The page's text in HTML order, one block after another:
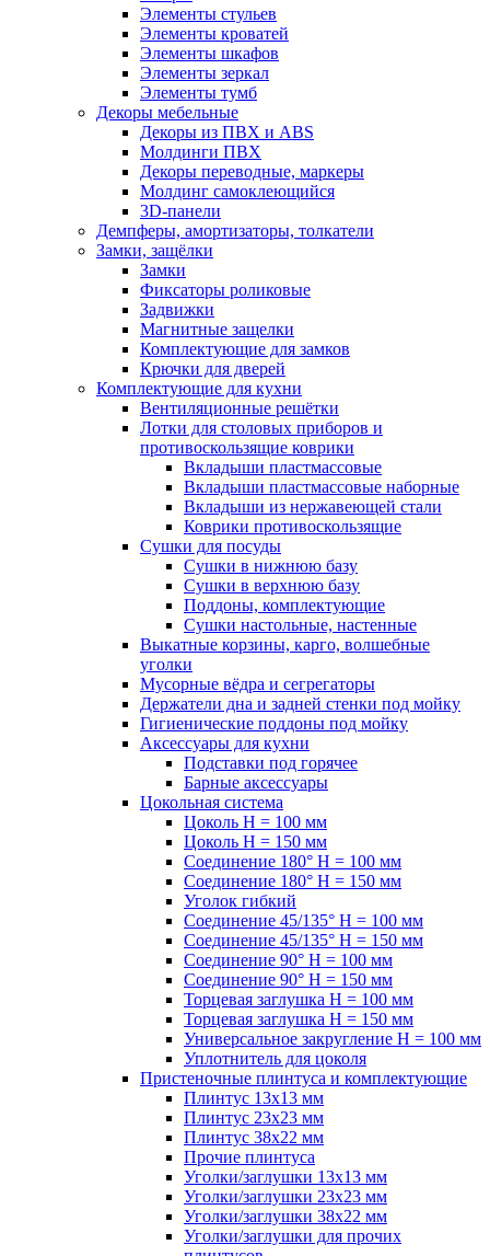
Элементы стульев
Элементы кроватей
Элементы шкафов
Элементы зеркал
Элементы тумб
Декоры мебельные
Декоры из ПВХ и ABS
Молдинги ПВХ
Декоры переводные, маркеры
Молдинг самоклеющийся
3D-панели
Демпферы, амортизаторы, толкатели
Замки, защёлки
Замки
Фиксаторы роликовые
Задвижки
Магнитные защелки
Комплектующие для замков
Крючки для дверей
Комплектующие для кухни
Вентиляционные решётки
Лотки для столовых приборов и
противоскользящие коврики
Вкладыши пластмассовые
Вкладыши пластмассовые наборные
Вкладыши из нержавеющей стали
Коврики противоскользящие
Сушки для посуды
Сушки в нижнюю базу
Сушки в верхнюю базу
Поддоны, комплектующие
Сушки настольные, настенные
Выкатные корзины, карго, волшебные
уголки
Мусорные вёдра и сегрегаторы
Держатели дна и задней стенки под мойку
Гигиенические поддоны под мойку
Аксессуары для кухни
Подставки под горячее
Барные аксессуары
Цокольная система
Цоколь H = 100 мм
Цоколь H = 150 мм
Соединение 180° H = 100 мм
Соединение 180° H = 150 мм
Уголок гибкий
Соединение 45/135° H = 100 мм
Соединение 45/135° H = 150 мм
Соединение 90° H = 100 мм
Соединение 90° H = 150 мм
Торцевая заглушка H = 100 мм
Торцевая заглушка H = 150 мм
Универсальное закругление H = 100 мм
Уплотнитель для цоколя
Пристеночные плинтуса и комплектующие
Плинтус 13х13 мм
Плинтус 23х23 мм
Плинтус 38х22 мм
Прочие плинтуса
Уголки/заглушки 13х13 мм
Уголки/заглушки 23х23 мм
Уголки/заглушки 38х22 мм
Уголки/заглушки для прочих